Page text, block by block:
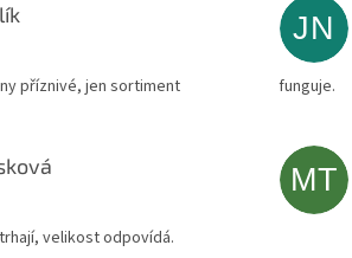
je 4 z 5 hvězdiček.
příznivé, jen sortiment
JN
funguje.
je 5 z 5 hvězdiček.
velikost odpovídá.
MT